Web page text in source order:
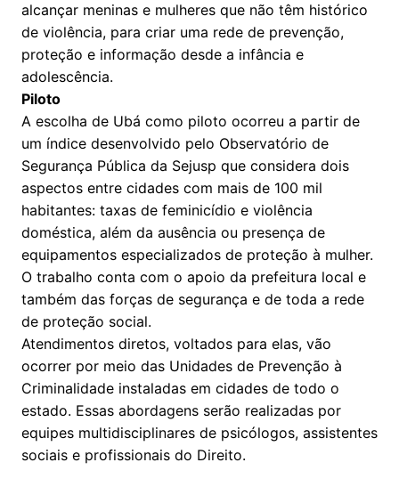
alcançar meninas e mulheres que não têm histórico
de violência, para criar uma rede de prevenção,
proteção e informação desde a infância e
adolescência.
Piloto
A escolha de Ubá como piloto ocorreu a partir de
um índice desenvolvido pelo Observatório de
Segurança Pública da Sejusp que considera dois
aspectos entre cidades com mais de 100 mil
habitantes: taxas de feminicídio e violência
doméstica, além da ausência ou presença de
equipamentos especializados de proteção à mulher.
O trabalho conta com o apoio da prefeitura local e
também das forças de segurança e de toda a rede
de proteção social.
Atendimentos diretos, voltados para elas, vão
ocorrer por meio das Unidades de Prevenção à
Criminalidade instaladas em cidades de todo o
estado. Essas abordagens serão realizadas por
equipes multidisciplinares de psicólogos, assistentes
sociais e profissionais do Direito.